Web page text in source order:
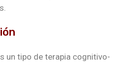
un tipo de terapia cognitivo-